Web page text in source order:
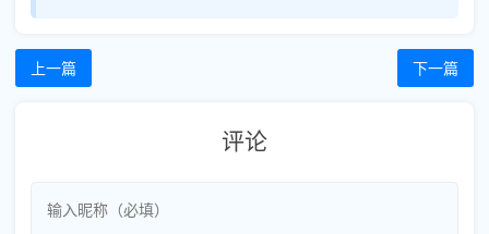
上一篇 下一篇
评论